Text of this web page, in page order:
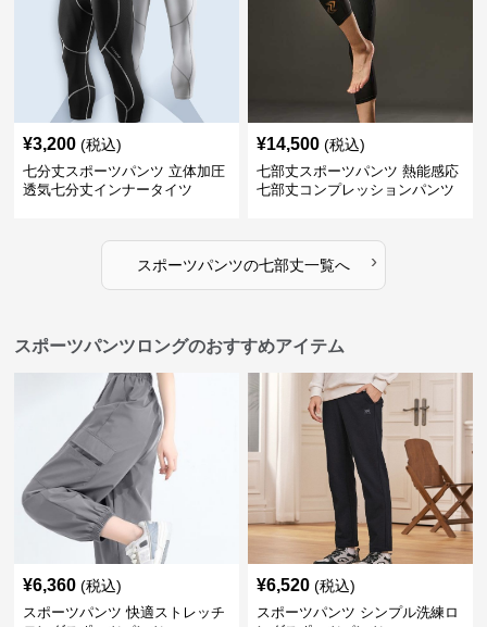
¥3,200 (税込)
七分丈スポーツパンツ 立体加圧
透気七分丈インナータイツ
¥14,500 (税込)
七部丈スポーツパンツ 熱能感応
七部丈コンプレッションパンツ
スポーツパンツの七部丈一覧へ ›
スポーツパンツロングのおすすめアイテム
¥6,360 (税込)
スポーツパンツ 快適ストレッチ
¥6,520 (税込)
スポーツパンツ シンプル洗練ロ